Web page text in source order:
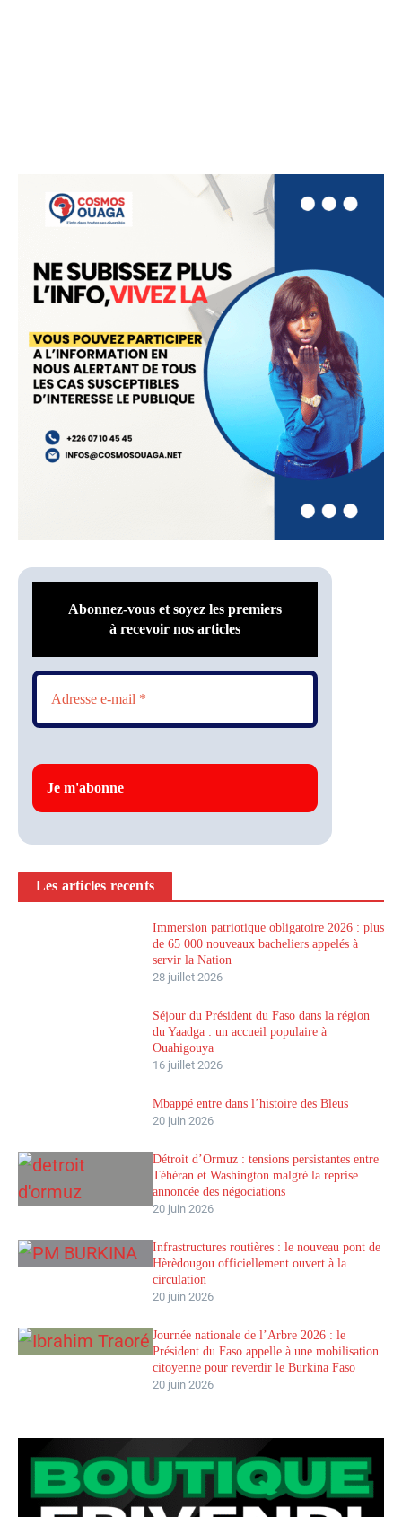
Abonnez-vous et soyez les premiers
à recevoir nos articles
Les articles recents
Immersion patriotique obligatoire 2026 : plus
de 65 000 nouveaux bacheliers appelés à
servir la Nation
28 juillet 2026
Séjour du Président du Faso dans la région
du Yaadga : un accueil populaire à
Ouahigouya
16 juillet 2026
Mbappé entre dans l’histoire des Bleus
20 juin 2026
Détroit d’Ormuz : tensions persistantes entre
Téhéran et Washington malgré la reprise
annoncée des négociations
20 juin 2026
Infrastructures routières : le nouveau pont de
Hèrèdougou officiellement ouvert à la
circulation
20 juin 2026
Journée nationale de l’Arbre 2026 : le
Président du Faso appelle à une mobilisation
citoyenne pour reverdir le Burkina Faso
20 juin 2026